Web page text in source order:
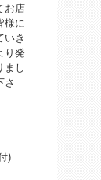
お店
様に
いき
り発
まし
さ
)